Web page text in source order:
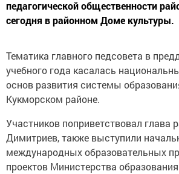
педагогической общественности
сегодня в районном Доме культуры.
Тематика главного педсовета в
учебного года касалась
основ развития системы
Кукморском районе.
Участников поприветствовал глава
Димитриев, также выступили
международных образовательных
проектов Министерства